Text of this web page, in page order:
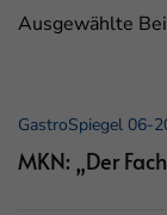
Ausgewählte
GastroSpiegel 06-
MKN: „Der